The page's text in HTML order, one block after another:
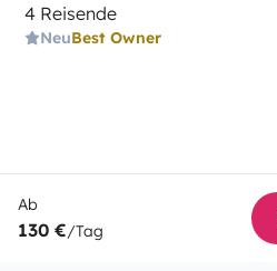
4 Reisende
NeuBest Owner
Ab
130 €/Tag